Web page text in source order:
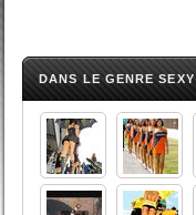
DANS LE GENRE SEXY